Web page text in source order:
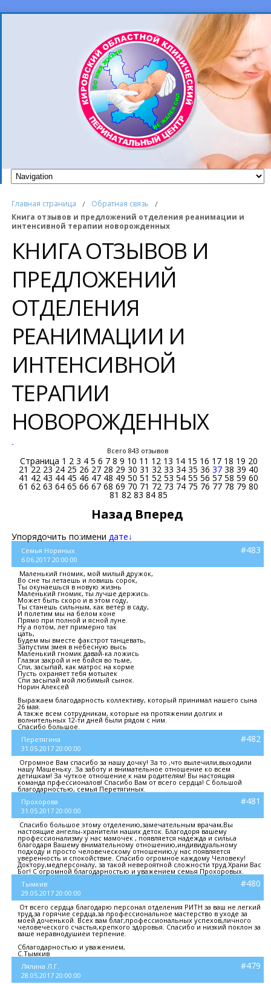
Главная страница / Обратная связь /
Книга отзывов и предложений отделения реанимации и
интенсивной терапии новорожденных
КНИГА ОТЗЫВОВ И
ПРЕДЛОЖЕНИЙ
ОТДЕЛЕНИЯ
РЕАНИМАЦИИ И
ИНТЕНСИВНОЙ
ТЕРАПИИ
НОВОРОЖДЕННЫХ
-
Всего 843 отзывов
Страница 1 2 3 4 5 6 7 8 9 10 11 12 13 14 15 16 17 18 19 20
21 22 23 24 25 26 27 28 29 30 31 32 33 34 35 36 37 38 39 40
41 42 43 44 45 46 47 48 49 50 51 52 53 54 55 56 57 58 59 60
61 62 63 64 65 66 67 68 69 70 71 72 73 74 75 76 77 78 79 80
81 82 83 84 85
Назад Вперед
Упорядочить по:имени дате↓
Семья Нориных
6.06.2017 20:00:00
#483
Маленький гномик, мой милый дружок,
Во сне ты летаешь и ловишь сорок,
Ты окунаешься в новую жизнь
Маленький гномик, ты лучше держись.
Может быть скоро и в этом году,
Ты станешь сильным, как ветер в саду,
И полетим мы на белом коне
Прямо при полной и ясной луне.
Ну а потом, лет примерно так
цать,
Будем мы вместе факстрот танцевать,
Запустим змея в небесную высь
Маленький гномик давай-ка ложись
Глазки закрой и не бойся во тьме,
Спи, засыпай, как матрос на корме
Пусть охраняет тебя мотылек
Спи засыпай мой любимый сынок.
Норин Алексей
Выражаем благодарность коллективу, который принимал нашего сына
26 мая.
А также всем сотрудникам, которые на протяжении долгих и
волнительных 12-ти дней были рядом с ним.
Спасибо большое.
Перетягина
31.05.2017 20:00:00
#482
Огромное Вам спасибо за нашу дочку! За то ,что вылечили,выходили
нашу Машеньку. За заботу и внимательное отношение ко всем
детишкам! За чуткое отношение к нам родителям! Вы настоящяя
команда прфессионалов! Спасибо Вам от всего сердца! С большой
благодарностью, семья Перетягиных.
Прохорова
31.05.2017 20:00:00
#481
Спасибо большое этому отделению,замечательным врачам,Вы
настоящие ангелы-хранители наших деток. Благодоря вашему
профессионализму у нас мамочек , появляется надежда и силы,а
благодаря Вашему внимательному отношению,индивидуальному
подходу и просто человеческому отношению,у нас появляется
уверенность и спокойствие. Спасибо огромное каждому Человеку!
Доктору,медперсоналу, за такой невероятной сложности труд.Храни Вас
Бог! С огромной благодарностью и уважением семья Прохоровых.
Тымкив
29.05.2017 20:00:00
#480
От всего сердца благодарю персонал отделения РИТН за ваш не легкий
труд,за горячие сердца,за профессиональное мастерство в уходе за
моей доченькой. Всех вам благ,профессиональных успехов,личного
человеческого счастья,крепкого здоровья. Спасибо и низкий поклон за
ваше неравнодушиеи терпение.
Сблагодарностью и уважением,
С.Тымкив
Лялина Л.Г.
28.05.2017 20:00:00
#479